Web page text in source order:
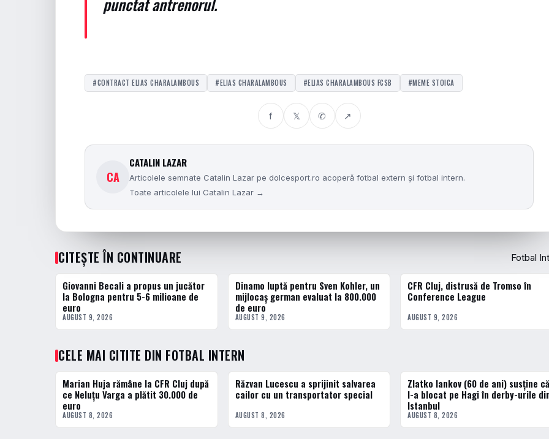
#CONTRACT ELIAS CHARALAMBOUS #ELIAS CHARALAMBOUS #ELIAS CHARALAMBOUS FCSB #MEME STOICA
f 𝕏 ✆ ↗
CA
CATALIN LAZAR
Articolele semnate Catalin Lazar pe dolcesport.ro acoperă fotbal extern și fotbal intern.
Toate articolele lui Catalin Lazar →
CITEȘTE ÎN CONTINUARE Fotbal
FOTBAL EXTERN
Giovanni Becali a propus un jucător
la Bologna pentru 5-6 milioane de
euro
AUGUST 9, 2026
FOTBAL INTERN
Dinamo luptă pentru Sven Kohler, un
mijlocaș german evaluat la 800.000
de euro
AUGUST 9, 2026
FOTBAL EXTERN
CFR Cluj, distrusă de Tromso în
Conference League
AUGUST 9, 2026
CELE MAI CITITE DIN FOTBAL INTERN
1 · TOP
Marian Huja rămâne la CFR Cluj după
ce Neluțu Varga a plătit 30.000 de
euro
AUGUST 8, 2026
2 · TOP
Răzvan Lucescu a sprijinit salvarea
cailor cu un transportator special
AUGUST 8, 2026
3 · TOP
Zlatko Iankov (60 de ani) susține
l-a blocat pe Hagi în derby-urile
Istanbul
AUGUST 8, 2026